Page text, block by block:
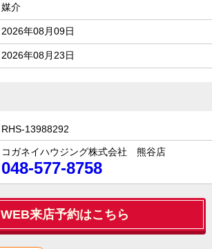
媒介
2026年08月09日
2026年08月23日
RHS-13988292
コガネイハウジング株式会社 熊谷店
048-577-8758
WEB来店予約はこちら